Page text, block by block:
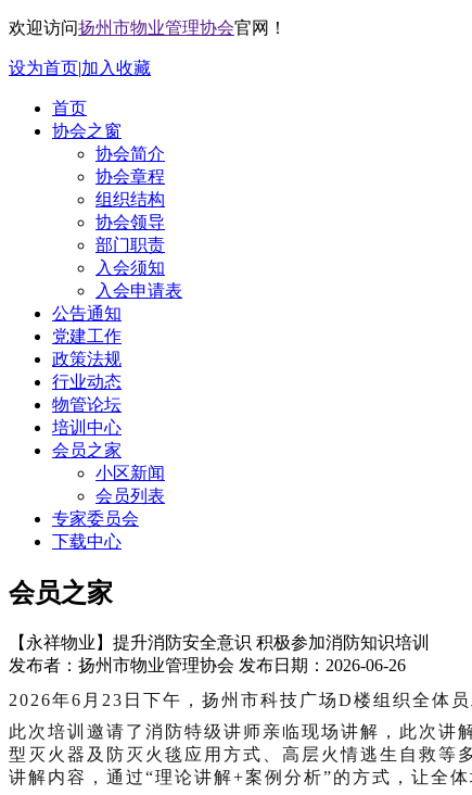
欢迎访问扬州市物业管理协会官网！
设为首页|加入收藏
首页
协会之窗
协会简介
协会章程
组织结构
协会领导
部门职责
入会须知
入会申请表
公告通知
党建工作
政策法规
行业动态
物管论坛
培训中心
会员之家
小区新闻
会员列表
专家委员会
下载中心
会员之家
【永祥物业】提升消防安全意识 积极参加消防知识培训
发布者：扬州市物业管理协会 发布日期：2026-06-26
2026年6月23日 下午 ， 扬州市科技广场D楼组织全体
此次培训邀请了消防特级讲师亲临现场讲解 ，此次讲
型灭火器及防灭火毯应用方式、高层火情逃生 自救等
讲解内容，通过“理论讲解+案例分析”的方式，让全